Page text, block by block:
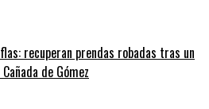
recuperan prendas robadas tras un
de Gómez